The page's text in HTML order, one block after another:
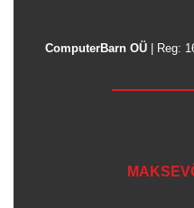
ComputerBarn OÜ| Reg: